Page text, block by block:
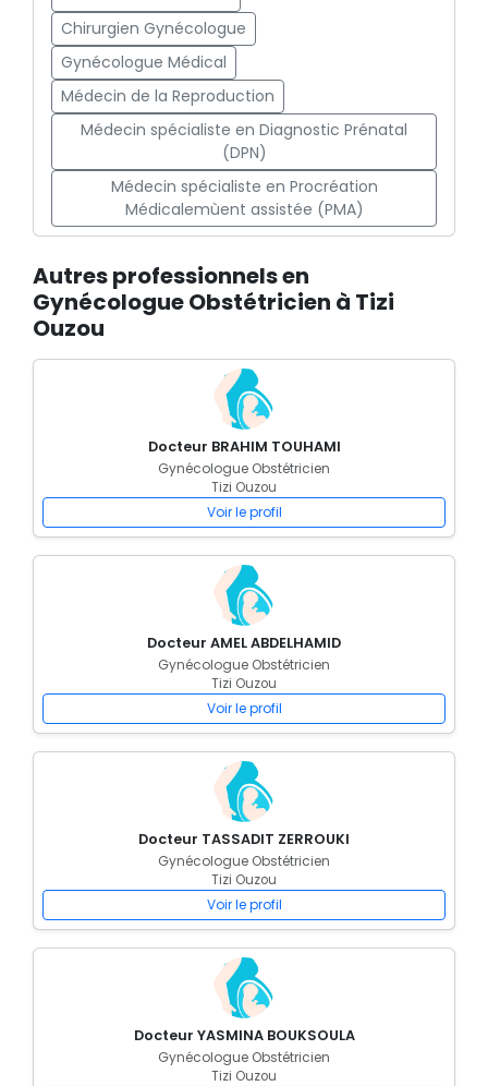
Chirurgien Gynécologue
Gynécologue Médical
Médecin de la Reproduction
Médecin spécialiste en Diagnostic Prénatal
(DPN)
Médecin spécialiste en Procréation
Médicalemùent assistée (PMA)
Autres professionnels en
Gynécologue Obstétricien à Tizi
Ouzou
Docteur BRAHIM TOUHAMI
Gynécologue Obstétricien
Tizi Ouzou
Voir le profil
Docteur AMEL ABDELHAMID
Gynécologue Obstétricien
Tizi Ouzou
Voir le profil
Docteur TASSADIT ZERROUKI
Gynécologue Obstétricien
Tizi Ouzou
Voir le profil
Docteur YASMINA BOUKSOULA
Gynécologue Obstétricien
Tizi Ouzou